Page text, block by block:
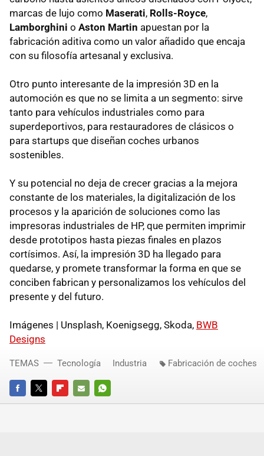
marcas de lujo como Maserati, Rolls-Royce,
Lamborghini o Aston Martin apuestan por la
fabricación aditiva como un valor añadido que encaja
con su filosofía artesanal y exclusiva.
Otro punto interesante de la impresión 3D en la
automoción es que no se limita a un segmento: sirve
tanto para vehículos industriales como para
superdeportivos, para restauradores de clásicos o
para startups que diseñan coches urbanos
sostenibles.
Y su potencial no deja de crecer gracias a la mejora
constante de los materiales, la digitalización de los
procesos y la aparición de soluciones como las
impresoras industriales de HP, que permiten imprimir
desde prototipos hasta piezas finales en plazos
cortísimos. Así, la impresión 3D ha llegado para
quedarse, y promete transformar la forma en que se
conciben fabrican y personalizamos los vehículos del
presente y del futuro.
Imágenes | Unsplash, Koenigsegg, Skoda, BWB
Designs
FACEBOOKTWITTERFLIPBOARD
E-
WHATSAPP
TEMAS Tecnología Industria Fabricación de coches